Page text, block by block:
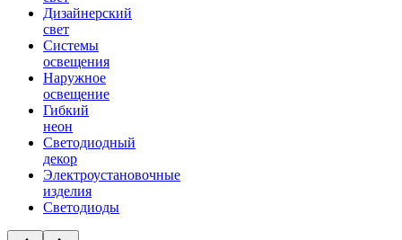
Дизайнерский
свет
Системы
освещения
Наружное
освещение
Гибкий
неон
Светодиодный
декор
Электроустановочные
изделия
Светодиоды